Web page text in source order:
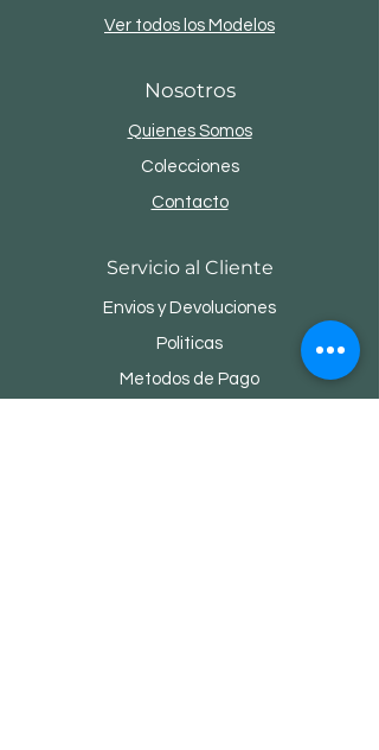
Ver todos los Modelos
Nosotros
Quienes Somos
Colecciones
Contacto
Servicio al Cliente
Envios y Devoluciones
Politicas
Metodos de Pago